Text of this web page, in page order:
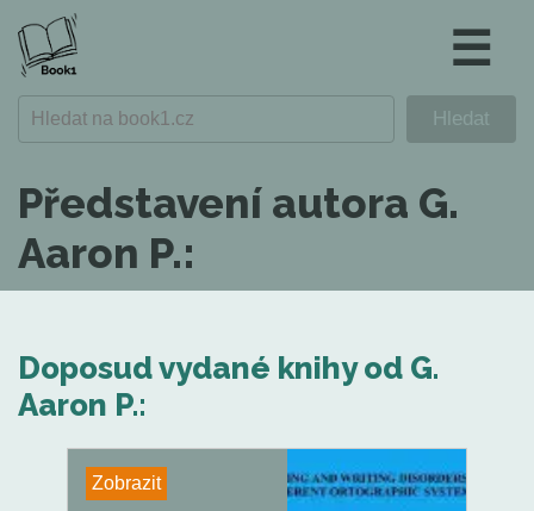
☰
Představení autora G.
Aaron P.:
Doposud vydané knihy od G.
Aaron P.:
Zobrazit